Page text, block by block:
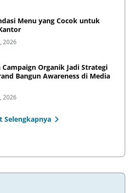
Menu yang Cocok untuk
2026
Campaign Organik Jadi Strategi
Bangun Awareness di Media
2026
Selengkapnya